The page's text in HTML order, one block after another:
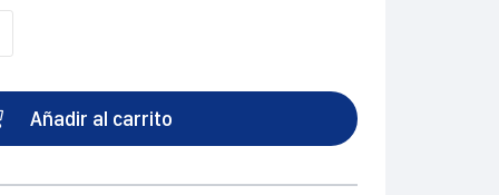
Añadir al carrito